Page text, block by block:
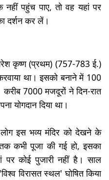
नहीं पहुंच पाए, तो वह यहां पर
दर्शन कर लें।
कृष्ण (प्रथम) (757-783 ई.)
था। इसको बनाने में 100
7000 मजदूरों ने दिन-रात
योगदान दिया था।
लोग इस भव्य मंदिर को देखने के
कभी पूजा की गई हो, इसका
पर कोई पुजारी नहीं है। साल
विरासत स्थल' घोषित किया